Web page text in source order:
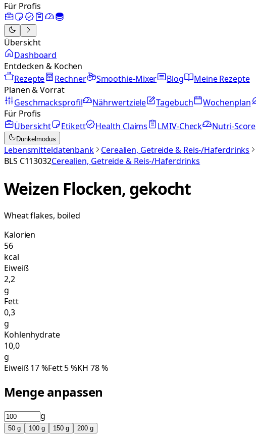
Für Profis
Übersicht
Dashboard
Entdecken & Kochen
Rezepte
Rechner Smoothie-Mixer Blog
Meine Rezepte
Planen & Vorrat
Geschmacksprofil
Nährwertziele Tagebuch Wochenplan
Für Profis
Übersicht
Etikett Health Claims LMIV-Check Nutri-Score
Dunkelmodus
Lebensmitteldatenbank Cerealien, Getreide & Reis-/Haferdrinks
BLS C113032Cerealien, Getreide & Reis-/Haferdrinks
Weizen Flocken, gekocht
Wheat flakes, boiled
Kalorien
56
kcal
Eiweiß
2,2
g
Fett
0,3
g
Kohlenhydrate
10,0
g
Eiweiß17%Fett5%KH 78%
Menge anpassen
g
50 g 100 g 150 g 200 g